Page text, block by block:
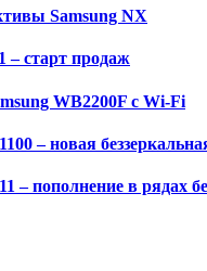
Samsung NX
– старт продаж
WB2200F с Wi-Fi
– новая
– пополнение в рядах